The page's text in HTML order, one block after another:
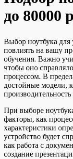
до 80000
Выбор ноутбука
повлиять на вашу
обучения. Важно
чтобы оно
процессом. В
достойные модели,
При выборе
факторы, как
характеристики
устройство будет
как работа с
создание